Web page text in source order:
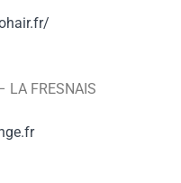
LA FRESNAIS